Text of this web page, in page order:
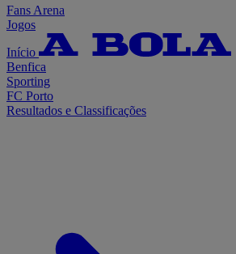
Fans Arena
Jogos
Início
Benfica
Sporting
FC Porto
Resultados e Classificações